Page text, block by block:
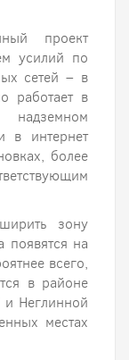
проект
усилий по
сетей – в
работает в
надземном
в интернет
более
зону
появятся на
всего,
в районе
Неглинной
местах